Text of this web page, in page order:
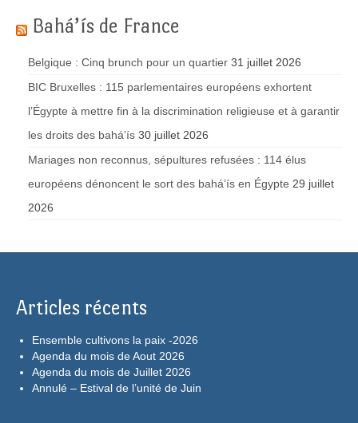
Bahá’ís de France
Belgique : Cinq brunch pour un quartier 31 juillet 2026
BIC Bruxelles : 115 parlementaires européens exhortent
l’Égypte à mettre fin à la discrimination religieuse et à garantir
les droits des bahá’ís 30 juillet 2026
Mariages non reconnus, sépultures refusées : 114 élus
européens dénoncent le sort des bahá’ís en Égypte 29 juillet
2026
Articles récents
Ensemble cultivons la paix -2026
Agenda du mois de Aout 2026
Agenda du mois de Juillet 2026
Annulé – Estival de l’unité de Juin